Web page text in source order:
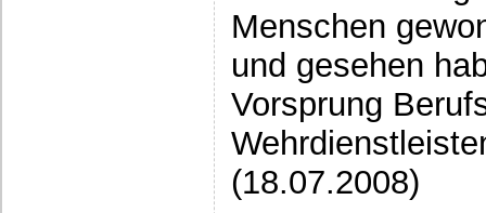
Menschen
und gesehen
Vorsprung
(18.07.2008)